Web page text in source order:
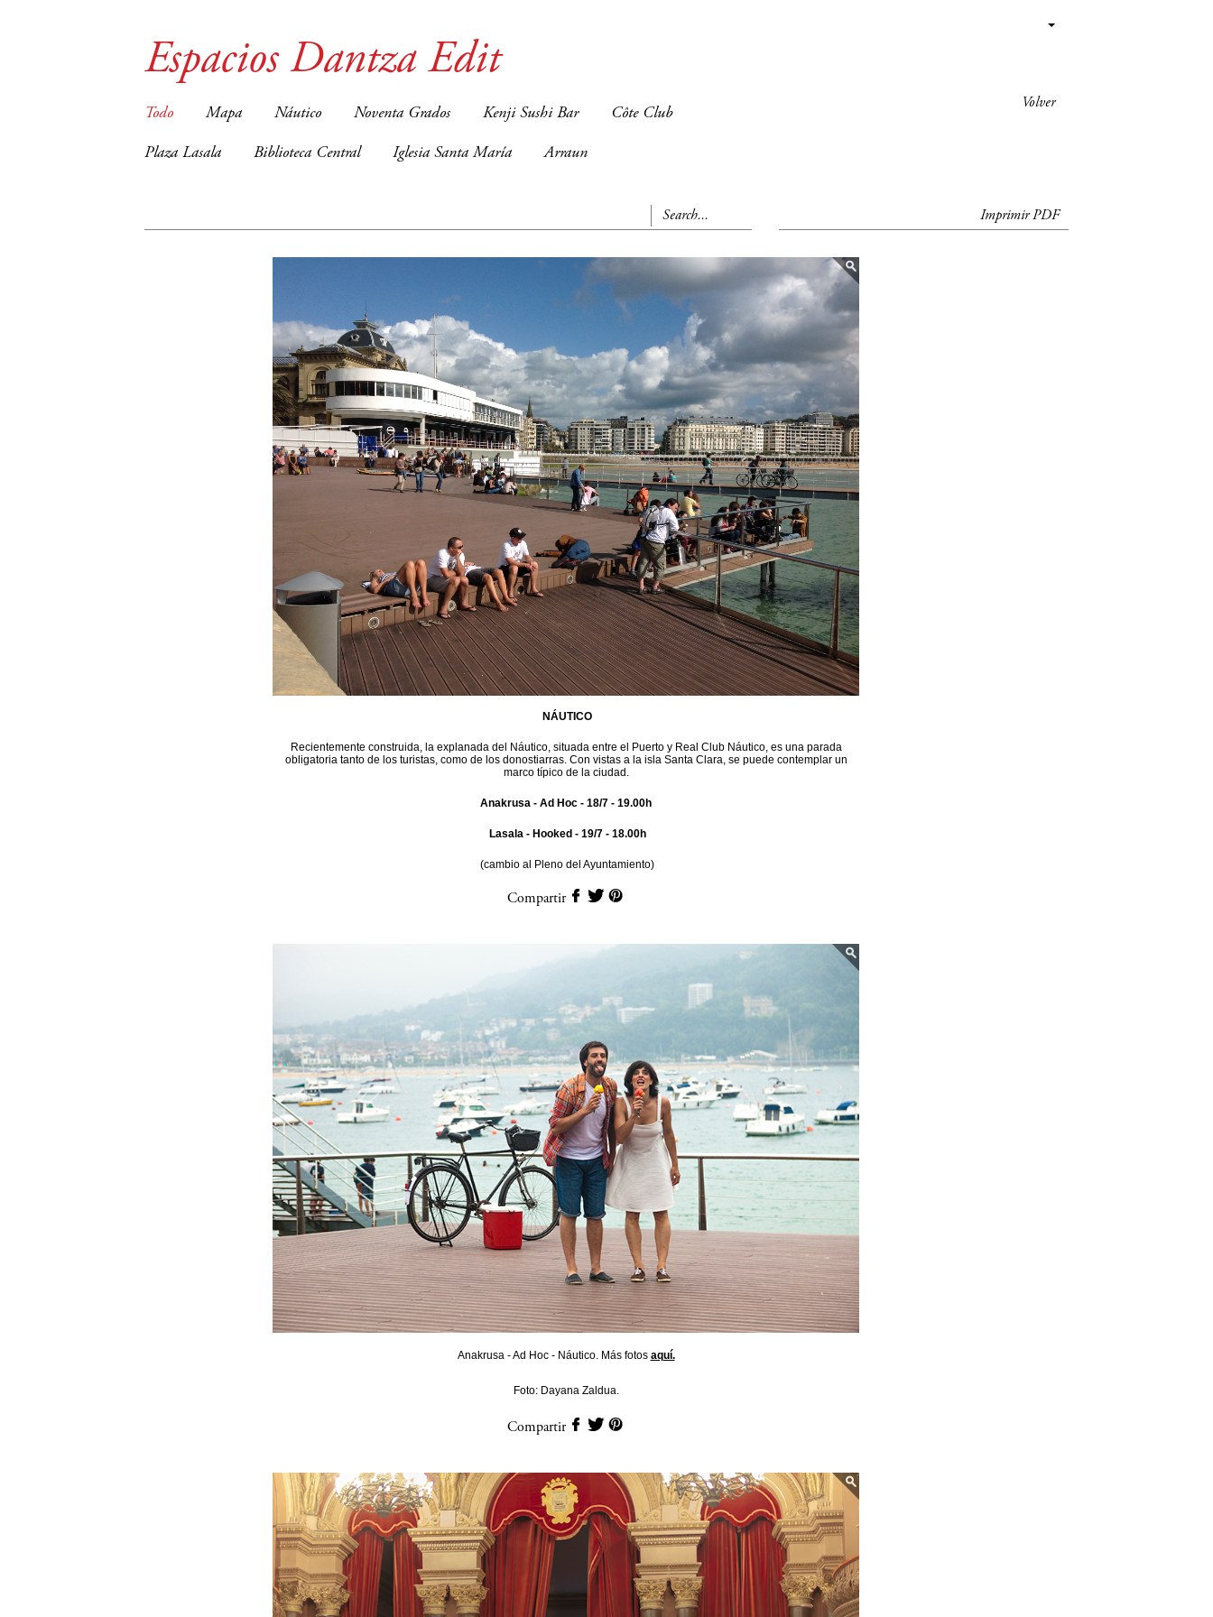
Volver
Espacios Dantza Edit
Todo Mapa Náutico Noventa Grados Kenji Sushi Bar Côte Club
Plaza Lasala Biblioteca Central Iglesia Santa María Arraun
Imprimir PDF
NÁUTICO
Recientemente construida, la explanada del Náutico, situada entre el Puerto y Real Club Náutico, es una parada
obligatoria tanto de los turistas, como de los donostiarras. Con vistas a la isla Santa Clara, se puede contemplar un
marco típico de la ciudad.
Anakrusa - Ad Hoc - 18/7 - 19.00h
Lasala - Hooked - 19/7 - 18.00h
(cambio al Pleno del Ayuntamiento)
Compartir
Anakrusa - Ad Hoc - Náutico. Más fotos aquí.
Foto: Dayana Zaldua.
Compartir